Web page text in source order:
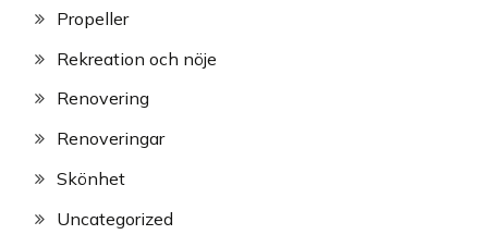
Propeller
Rekreation och nöje
Renovering
Renoveringar
Skönhet
Uncategorized